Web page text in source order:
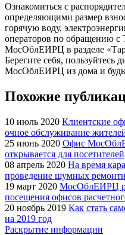
Ознакомиться с
определяющими размер
горячую воду,
операторов по обращению
МосОблЕИРЦ в разделе
Берегите себя, пользуйтесь
МосОблЕИРЦ из дома и
Похожие
10 июль 2020 Клиентские
очное обслуживание
25 июнь 2020 Офис
открывается для посетителей
08 апрель 2020 На время
проведение шумных
19 март 2020 МосОблЕИРЦ
посещения офисов
20 ноябрь 2019 Как стать
на 2019 год
Раскрытие информации